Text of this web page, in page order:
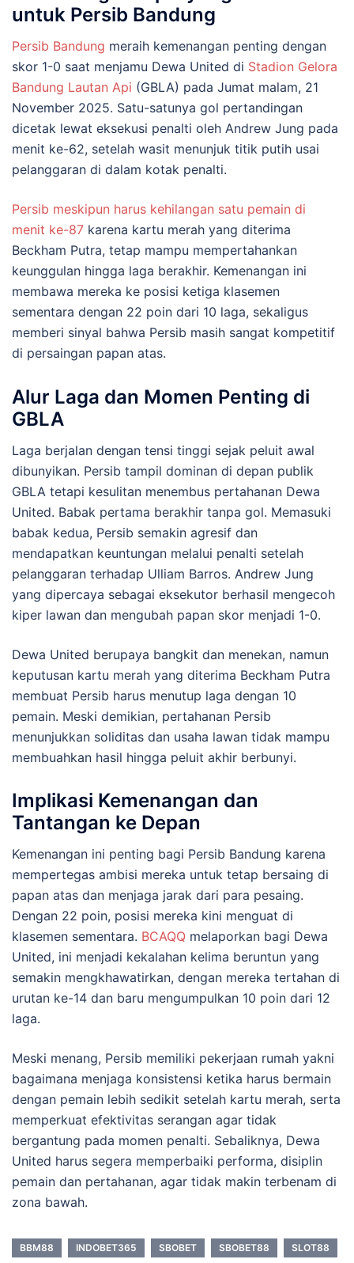
untuk Persib Bandung
Persib Bandung meraih kemenangan penting dengan
skor 1-0 saat menjamu Dewa United di Stadion Gelora
Bandung Lautan Api (GBLA) pada Jumat malam, 21
November 2025. Satu-satunya gol pertandingan
dicetak lewat eksekusi penalti oleh Andrew Jung pada
menit ke-62, setelah wasit menunjuk titik putih usai
pelanggaran di dalam kotak penalti.
Persib meskipun harus kehilangan satu pemain di
menit ke-87 karena kartu merah yang diterima
Beckham Putra, tetap mampu mempertahankan
keunggulan hingga laga berakhir. Kemenangan ini
membawa mereka ke posisi ketiga klasemen
sementara dengan 22 poin dari 10 laga, sekaligus
memberi sinyal bahwa Persib masih sangat kompetitif
di persaingan papan atas.
Alur Laga dan Momen Penting di
GBLA
Laga berjalan dengan tensi tinggi sejak peluit awal
dibunyikan. Persib tampil dominan di depan publik
GBLA tetapi kesulitan menembus pertahanan Dewa
United. Babak pertama berakhir tanpa gol. Memasuki
babak kedua, Persib semakin agresif dan
mendapatkan keuntungan melalui penalti setelah
pelanggaran terhadap Ulliam Barros. Andrew Jung
yang dipercaya sebagai eksekutor berhasil mengecoh
kiper lawan dan mengubah papan skor menjadi 1-0.
Dewa United berupaya bangkit dan menekan, namun
keputusan kartu merah yang diterima Beckham Putra
membuat Persib harus menutup laga dengan 10
pemain. Meski demikian, pertahanan Persib
menunjukkan soliditas dan usaha lawan tidak mampu
membuahkan hasil hingga peluit akhir berbunyi.
Implikasi Kemenangan dan
Tantangan ke Depan
Kemenangan ini penting bagi Persib Bandung karena
mempertegas ambisi mereka untuk tetap bersaing di
papan atas dan menjaga jarak dari para pesaing.
Dengan 22 poin, posisi mereka kini menguat di
klasemen sementara. BCAQQ melaporkan bagi Dewa
United, ini menjadi kekalahan kelima beruntun yang
semakin mengkhawatirkan, dengan mereka tertahan di
urutan ke-14 dan baru mengumpulkan 10 poin dari 12
laga.
Meski menang, Persib memiliki pekerjaan rumah yakni
bagaimana menjaga konsistensi ketika harus bermain
dengan pemain lebih sedikit setelah kartu merah, serta
memperkuat efektivitas serangan agar tidak
bergantung pada momen penalti. Sebaliknya, Dewa
United harus segera memperbaiki performa, disiplin
pemain dan pertahanan, agar tidak makin terbenam di
zona bawah.
BBM88 INDOBET365 SBOBET SBOBET88 SLOT88